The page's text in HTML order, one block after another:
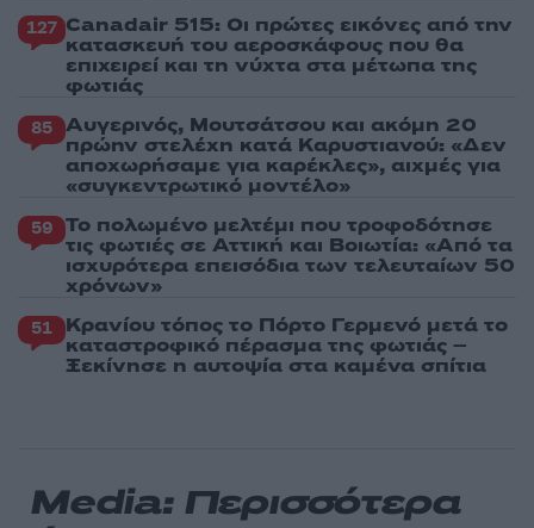
127 Canadair 515: Οι πρώτες εικόνες από την
κατασκευή του αεροσκάφους που θα
επιχειρεί και τη νύχτα στα μέτωπα της
φωτιάς
85 Αυγερινός, Μουτσάτσου και ακόμη 20
πρώην στελέχη κατά Καρυστιανού: «Δεν
αποχωρήσαμε για καρέκλες», αιχμές για
«συγκεντρωτικό μοντέλο»
59 Το πολωμένο μελτέμι που τροφοδότησε
τις φωτιές σε Αττική και Βοιωτία: «Από τα
ισχυρότερα επεισόδια των τελευταίων 50
χρόνων»
51 Κρανίου τόπος το Πόρτο Γερμενό μετά το
καταστροφικό πέρασμα της φωτιάς –
Ξεκίνησε η αυτοψία στα καμένα σπίτια
Media: Περισσότερα